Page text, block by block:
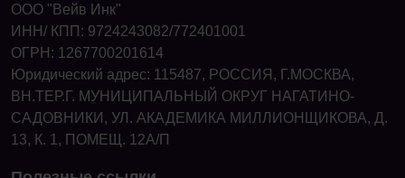
ООО "Вейв Инк"
ИНН/ КПП: 9724243082/772401001
ОГРН: 1267700201614
Юридический адрес: 115487, РОССИЯ, Г.МОСКВА,
ВН.ТЕР.Г. МУНИЦИПАЛЬНЫЙ ОКРУГ НАГАТИНО-
САДОВНИКИ, УЛ. АКАДЕМИКА МИЛЛИОНЩИКОВА, Д.
13, К. 1, ПОМЕЩ. 12А/П